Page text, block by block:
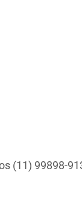
(11) 99898-